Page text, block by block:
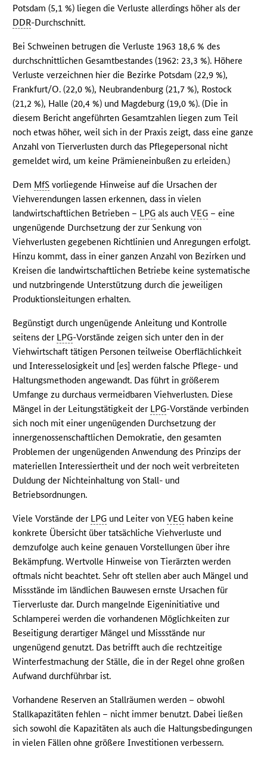
Potsdam (5,1 %) liegen die Verluste allerdings höher als der
DDR-Durchschnitt.
Bei Schweinen betrugen die Verluste 1963 18,6 % des
durchschnittlichen Gesamtbestandes (1962: 23,3 %). Höhere
Verluste verzeichnen hier die Bezirke Potsdam (22,9 %),
Frankfurt/O. (22,0 %), Neubrandenburg (21,7 %), Rostock
(21,2 %), Halle (20,4 %) und Magdeburg (19,0 %). (Die in
diesem Bericht angeführten Gesamtzahlen liegen zum Teil
noch etwas höher, weil sich in der Praxis zeigt, dass eine ganze
Anzahl von Tierverlusten durch das Pflegepersonal nicht
gemeldet wird, um keine Prämieneinbußen zu erleiden.)
Dem MfS vorliegende Hinweise auf die Ursachen der
Viehverendungen lassen erkennen, dass in vielen
landwirtschaftlichen Betrieben – LPG als auchVEG – eine
ungenügende Durchsetzung der zur Senkung von
Viehverlusten gegebenen Richtlinien und Anregungen erfolgt.
Hinzu kommt, dass in einer ganzen Anzahl von Bezirken und
Kreisen die landwirtschaftlichen Betriebe keine systematische
und nutzbringende Unterstützung durch die jeweiligen
Produktionsleitungen erhalten.
Begünstigt durch ungenügende Anleitung und Kontrolle
seitens der LPG-Vorstände zeigen sich unter den in der
Viehwirtschaft tätigen Personen teilweise Oberflächlichkeit
und Interesselosigkeit und [es] werden falsche Pflege- und
Haltungsmethoden angewandt. Das führt in größerem
Umfange zu durchaus vermeidbaren Viehverlusten. Diese
Mängel in der Leitungstätigkeit der LPG-Vorstände verbinden
sich noch mit einer ungenügenden Durchsetzung der
innergenossenschaftlichen Demokratie, den gesamten
Problemen der ungenügenden Anwendung des Prinzips der
materiellen Interessiertheit und der noch weit verbreiteten
Duldung der Nichteinhaltung von Stall- und
Betriebsordnungen.
Viele Vorstände der LPG und Leiter vonVEG haben keine
konkrete Übersicht über tatsächliche Viehverluste und
demzufolge auch keine genauen Vorstellungen über ihre
Bekämpfung. Wertvolle Hinweise von Tierärzten werden
oftmals nicht beachtet. Sehr oft stellen aber auch Mängel und
Missstände im ländlichen Bauwesen ernste Ursachen für
Tierverluste dar. Durch mangelnde Eigeninitiative und
Schlamperei werden die vorhandenen Möglichkeiten zur
Beseitigung derartiger Mängel und Missstände nur
ungenügend genutzt. Das betrifft auch die rechtzeitige
Winterfestmachung der Ställe, die in der Regel ohne großen
Aufwand durchführbar ist.
Vorhandene Reserven an Stallräumen werden – obwohl
Stallkapazitäten fehlen – nicht immer benutzt. Dabei ließen
sich sowohl die Kapazitäten als auch die Haltungsbedingungen
in vielen Fällen ohne größere Investitionen verbessern.